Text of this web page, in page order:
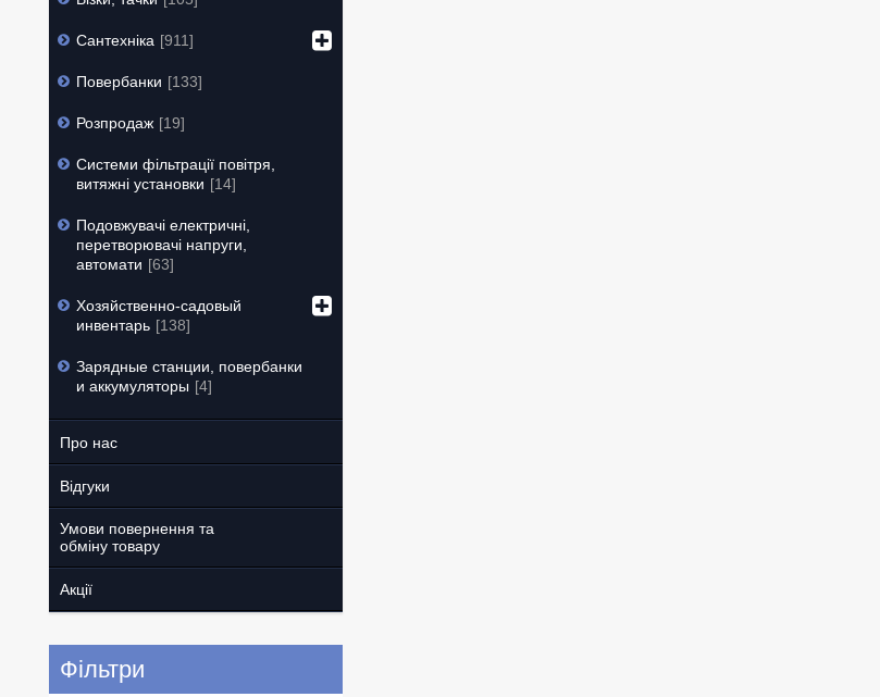
Сантехніка 911
Повербанки 133
Розпродаж 19
Системи фільтрації повітря,
витяжні установки
14
Подовжувачі електричні,
перетворювачі напруги,
автомати
63
Хозяйственно-садовый
инвентарь
138
Зарядные станции, повербанки
и аккумуляторы
4
Про нас
Відгуки
Умови повернення та
обміну товару
Акції
Фільтри